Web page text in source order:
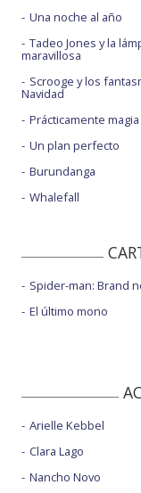
Una noche al año
Tadeo Jones y la
maravillosa
Scrooge y los
Navidad
Prácticamente
Un plan perfecto
Burundanga
Whalefall
Spider-man: Brand
El último mono
Arielle Kebbel
Clara Lago
Nancho Novo